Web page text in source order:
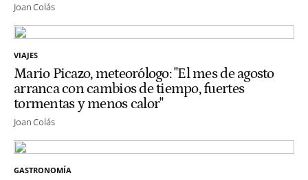
Joan Colás
VIAJES
Mario Picazo, meteorólogo: "El mes de agosto
arranca con cambios de tiempo, fuertes
tormentas y menos calor"
Joan Colás
GASTRONOMÍA